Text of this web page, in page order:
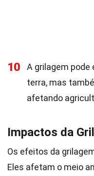
10
A grilagem pode
terra, mas
afetando
Impactos da
Os efeitos da
Eles afetam o meio